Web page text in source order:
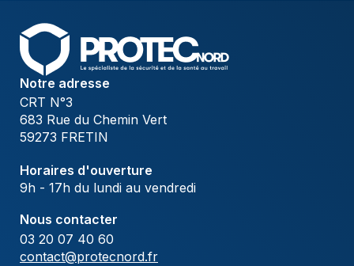
Notre adresse
CRT N°3
683 Rue du Chemin Vert
59273 FRETIN
Horaires d'ouverture
9h - 17h du lundi au vendredi
Nous contacter
03 20 07 40 60
contact@protecnord.fr